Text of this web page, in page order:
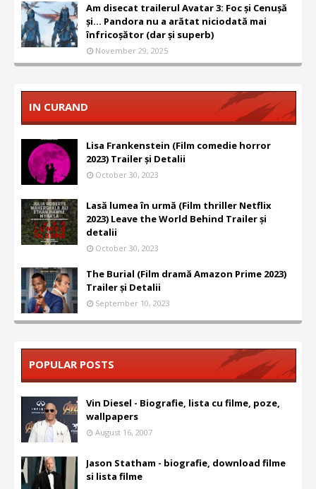
Am disecat trailerul Avatar 3: Foc și Cenușă
și... Pandora nu a arătat niciodată mai
înfricoșător (dar și superb)
November 29, 2025
IN CURAND
Lisa Frankenstein (Film comedie horror
2023) Trailer și Detalii
October 30, 2023
Lasă lumea în urmă (Film thriller Netflix
2023) Leave the World Behind Trailer și
detalii
October 30, 2023
The Burial (Film dramă Amazon Prime 2023)
Trailer și Detalii
September 10, 2023
POPULAR POSTS
Vin Diesel - Biografie, lista cu filme, poze,
wallpapers
August 16, 2007
Jason Statham - biografie, download filme
si lista filme